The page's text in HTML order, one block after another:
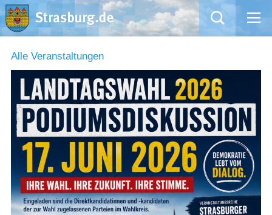
Mängelmeldung
Aktuelles
Rathaus
Natur – Kultur – Tourismus
Wirtschaft
Alle Veranstaltungen